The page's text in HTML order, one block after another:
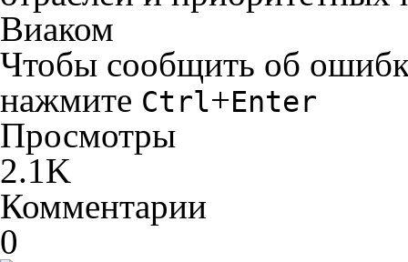
Виаком
Чтобы сообщить об
нажмите Ctrl+Enter
Просмотры
2.1K
Комментарии
0